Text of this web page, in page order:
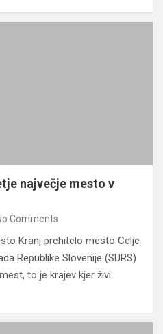
največje mesto v
Comments
Kranj prehitelo mesto Celje
Republike Slovenije (SURS)
to je krajev kjer živi